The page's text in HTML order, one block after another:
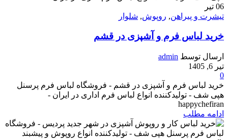
06 تیر
تیشرت و پیراهن, روپوش, شلوار
خرید لباس فرم و آشپزی در قشم
ارسال توسط admin
تیر 6, 1405
0
خرید لباس فرم و آشپزی در قشم - فروشگاه لباس فرم پرسنل
هپی شف - تولیدکننده انواع لباس فرم اداری در ایران -
happychefiran
ادامه مطلب